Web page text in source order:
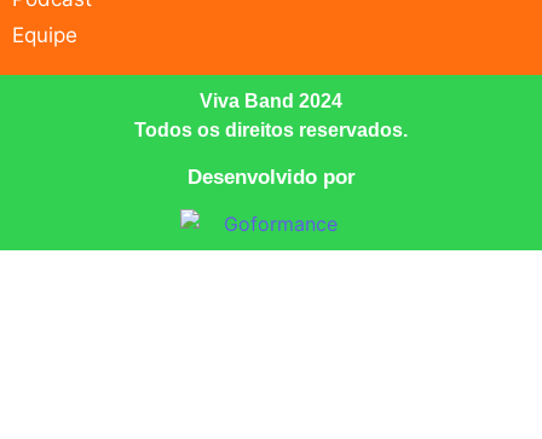
Equipe
Viva Band 2024
Todos os direitos reservados.
Desenvolvido por